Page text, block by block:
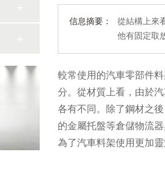
信息摘要：
從結構上來
他有固定取
較常使用的汽車零部件
分。從材質上看，由於
各有不同。除了鋼材之
的金屬托盤等倉儲物流
為了汽車料架使用更加